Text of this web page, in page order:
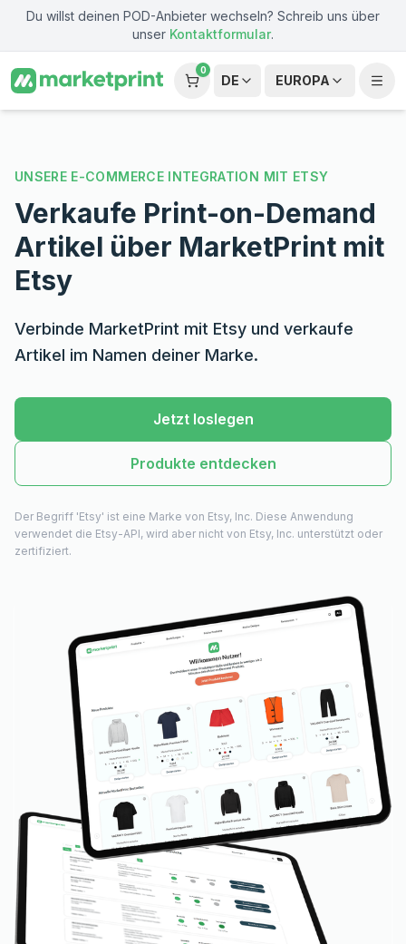
Zum Hauptinhalt springen
Du willst deinen POD-Anbieter wechseln? Schreib uns über
unser Kontaktformular.
0
DE EUROPA
UNSERE E-COMMERCE INTEGRATION MIT ETSY
Verkaufe Print-on-Demand
Artikel über MarketPrint mit
Etsy
Verbinde MarketPrint mit Etsy und verkaufe
Artikel im Namen deiner Marke.
Jetzt loslegen
Produkte entdecken
Der Begriff 'Etsy' ist eine Marke von Etsy, Inc. Diese Anwendung
verwendet die Etsy-API, wird aber nicht von Etsy, Inc. unterstützt oder
zertifiziert.